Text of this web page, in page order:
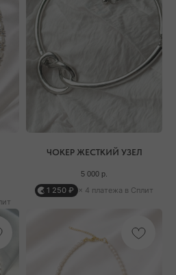
ЧОКЕР ЖЕСТКИЙ УЗЕЛ
5 000 р.
1 250 ₽ × 4 платежа в Сплит
31Г
НА КАРТЕ